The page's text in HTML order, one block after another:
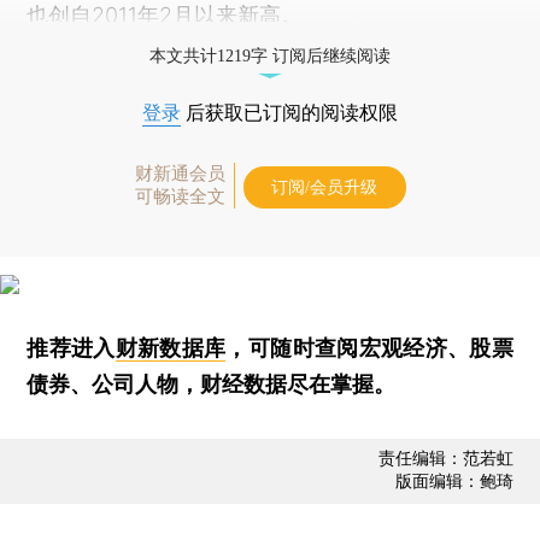
也创自2011年2月以来新高。
本文共计1219字 订阅后继续阅读
登录 后获取已订阅的阅读权限
财新通会员
可畅读全文
订阅/会员升级
推荐进入财新数据库 ，可随时查阅宏观经济、股票
债券、公司人物，财经数据尽在掌握。
责任编辑：范若虹
版面编辑：鲍琦